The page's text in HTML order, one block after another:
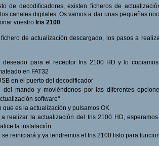
de decodificadores, existen ficheros de
canales digitales. Os vamos a dar unas pequeñas
vuestro Iris 2100.
de actualización descargado, los pasos a
deseado para el receptor Iris 2100 HD y lo
en FAT32
en el puerto del decodificador
del mando y moviéndonos por las diferentes
software''
que es la actualización y pulsamos OK
realizar la actualización del Iris 2100 HD,
la instalación
reiniciará y ya tendremos el Iris 2100 listo para